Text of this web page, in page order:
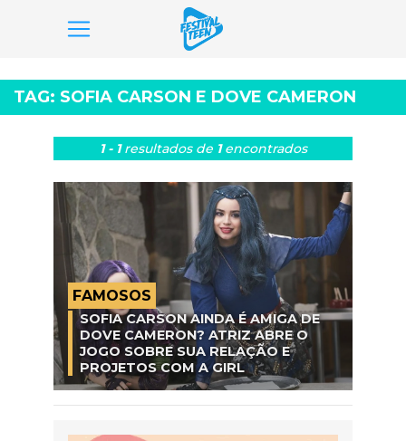
para
o
conteúdo
TAG: SOFIA CARSON E DOVE CAMERON
1 - 1resultados de 1encontrados
FAMOSOS
SOFIA CARSON AINDA É AMIGA DE
DOVE CAMERON? ATRIZ ABRE O
JOGO SOBRE SUA RELAÇÃO E
PROJETOS COM A GIRL